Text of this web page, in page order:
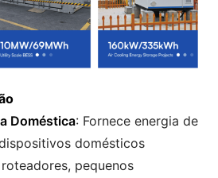
Doméstica: Fornece energia de
domésticos
pequenos